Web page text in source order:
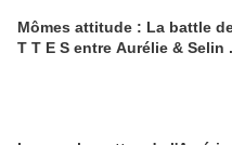
Mômes attitude : La battle
T T E S entre Aurélie & Selin